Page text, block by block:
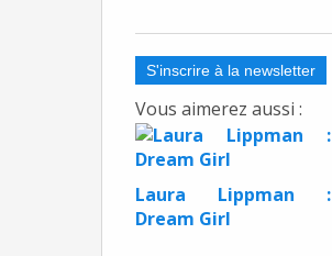
S'inscrire à la newsletter
Vous aimerez aussi :
Laura Lippman :
Dream Girl